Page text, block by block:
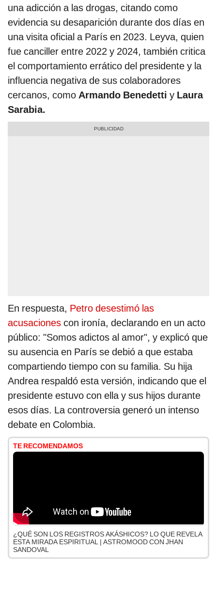
una adicción a las drogas, citando como
evidencia su desaparición durante dos días en
una visita oficial a París en 2023. Leyva, quien
fue canciller entre 2022 y 2024, también critica
el comportamiento errático del presidente y la
influencia negativa de sus colaboradores
cercanos, como Armando Benedetti y Laura
Sarabia.
En respuesta, Petro desestimó las
acusaciones con ironía, declarando en un acto
público: "Somos adictos al amor", y explicó que
su ausencia en París se debió a que estaba
compartiendo tiempo con su familia. Su hija
Andrea respaldó esta versión, indicando que el
presidente estuvo con ella y sus hijos durante
esos días. La controversia generó un intenso
debate en Colombia.
TE RECOMENDAMOS
¿QUÉ SON LOS REGISTROS AKÁSHICOS? LO QUE REVELA
ESTA MIRADA ESPIRITUAL | ASTROMOOD CON JHAN
SANDOVAL